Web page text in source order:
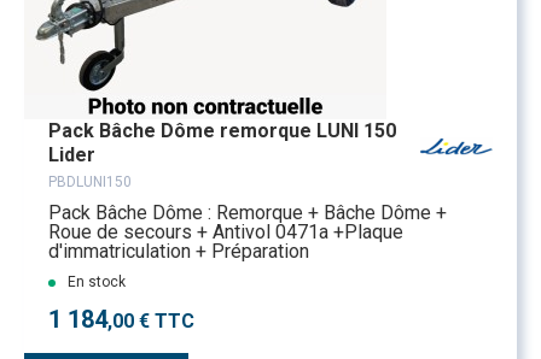
Pack Bâche Dôme remorque LUNI 150
Lider
PBDLUNI150
Pack Bâche Dôme : Remorque + Bâche Dôme +
Roue de secours + Antivol 0471a +Plaque
d'immatriculation + Préparation
En stock
1 184,00 € TTC